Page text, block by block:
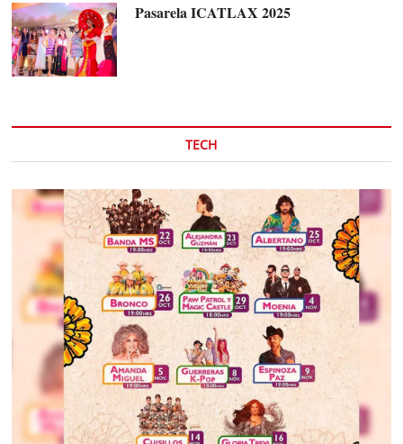
Pasarela ICATLAX 2025
TECH